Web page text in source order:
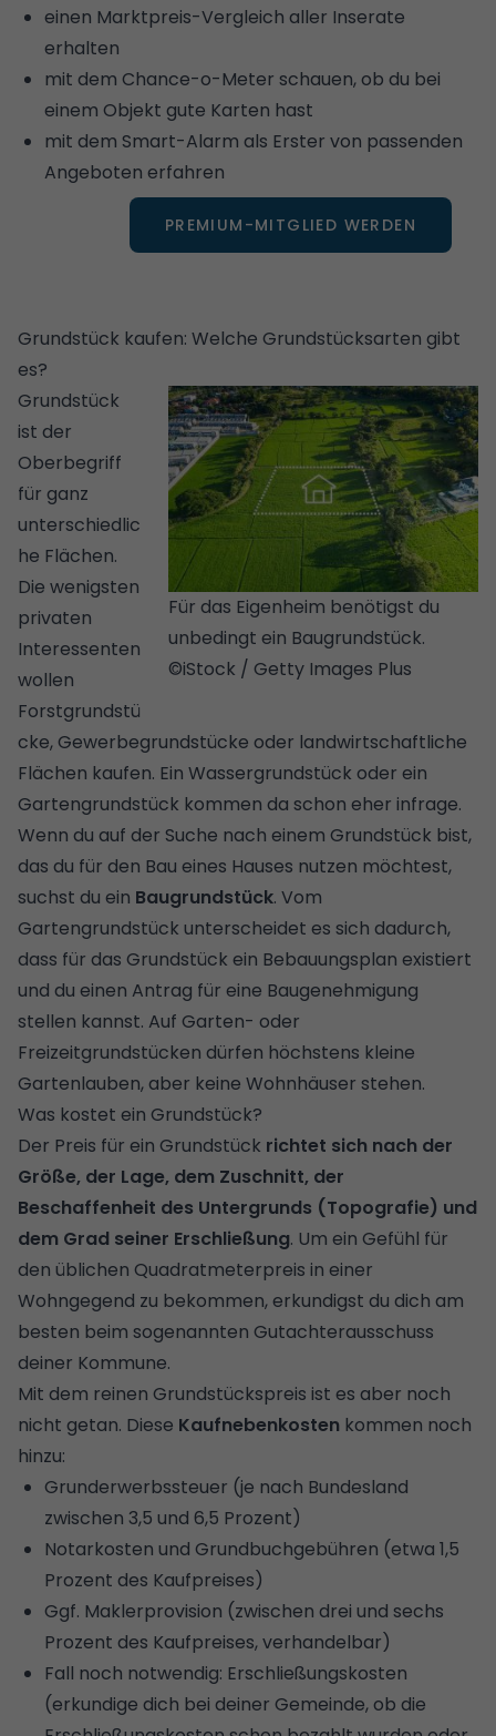
einen Marktpreis-Vergleich aller Inserate
erhalten
mit dem Chance-o-Meter schauen, ob du bei
einem Objekt gute Karten hast
mit dem Smart-Alarm als Erster von passenden
Angeboten erfahren
PREMIUM-MITGLIED WERDEN
Grundstück kaufen: Welche Grundstücksarten gibt
es?
Für das Eigenheim benötigst du
unbedingt ein Baugrundstück.
©iStock / Getty Images Plus
Grundstück
ist der
Oberbegriff
für ganz
unterschiedlic
he Flächen.
Die wenigsten
privaten
Interessenten
wollen
Forstgrundstü
cke, Gewerbegrundstücke oder landwirtschaftliche
Flächen kaufen. Ein Wassergrundstück oder ein
Gartengrundstück kommen da schon eher infrage.
Wenn du auf der Suche nach einem Grundstück bist,
das du für den Bau eines Hauses nutzen möchtest,
suchst du ein Baugrundstück. Vom
Gartengrundstück unterscheidet es sich dadurch,
dass für das Grundstück ein Bebauungsplan existiert
und du einen Antrag für eine Baugenehmigung
stellen kannst. Auf Garten- oder
Freizeitgrundstücken dürfen höchstens kleine
Gartenlauben, aber keine Wohnhäuser stehen.
Was kostet ein Grundstück?
Der Preis für ein Grundstück richtet sich nach der
Größe, der Lage, dem Zuschnitt, der
Beschaffenheit des Untergrunds (Topografie) und
dem Grad seiner Erschließung. Um ein Gefühl für
den üblichen Quadratmeterpreis in einer
Wohngegend zu bekommen, erkundigst du dich am
besten beim sogenannten Gutachterausschuss
deiner Kommune.
Mit dem reinen Grundstückspreis ist es aber noch
nicht getan. Diese Kaufnebenkosten kommen noch
hinzu:
Grunderwerbssteuer (je nach Bundesland
zwischen 3,5 und 6,5 Prozent)
Notarkosten und Grundbuchgebühren (etwa 1,5
Prozent des Kaufpreises)
Ggf. Maklerprovision (zwischen drei und sechs
Prozent des Kaufpreises, verhandelbar)
Fall noch notwendig: Erschließungskosten
(erkundige dich bei deiner Gemeinde, ob die